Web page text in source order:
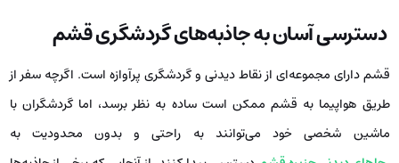
دسترسی آسان به جاذبه‌های گردشگری قشم
قشم دارای مجموعه‌ای از نقاط دیدنی و گردشگری پرآوازه است. اگرچه سفر از
طریق هواپیما به قشم ممکن است ساده به نظر برسد، اما گردشگران با
ماشین شخصی خود می‌توانند به راحتی و بدون محدودیت به